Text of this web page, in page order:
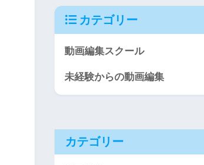
カテゴリー
動画編集スクール
未経験からの動画編集
カテゴリー